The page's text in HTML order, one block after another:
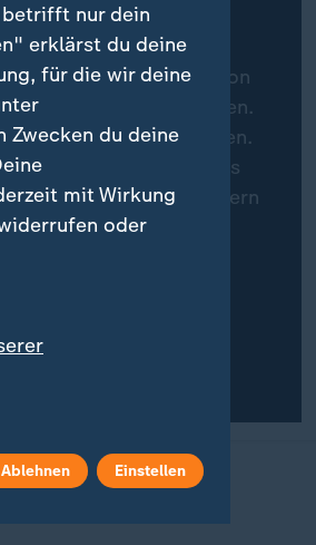
wir die Software von
die Grafiken nachgeladen.
Datawrapper übertragen.
sich auf der Seite des
zu erleichtern, speichern
. Ihre Zustimmung
nur dein
erklärst du deine
für die wir deine
du deine
mit Wirkung
oder
Ablehnen Einstellen